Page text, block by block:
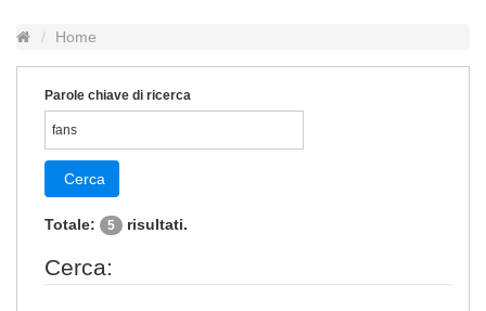
Home
Parole chiave di ricerca
Cerca
Totale: 5 risultati.
Cerca: